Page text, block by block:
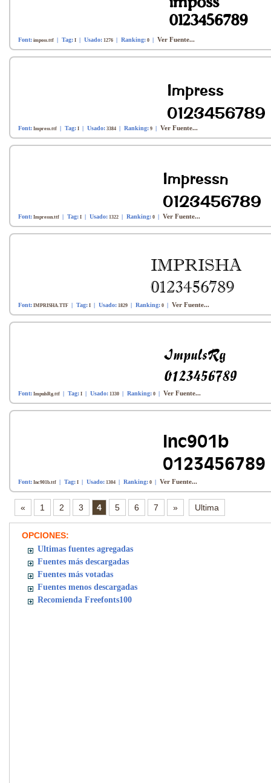
Font: imposs.ttf | Tag: I | Usado: 1276 | Ranking: 0 | Ver Fuente...
Font: Impress.ttf | Tag: I | Usado: 3384 | Ranking: 9 | Ver Fuente...
Font: Impressn.ttf | Tag: I | Usado: 1322 | Ranking: 0 | Ver Fuente...
Font: IMPRISHA.TTF | Tag: I | Usado: 1829 | Ranking: 0 | Ver Fuente...
Font: ImpulsRg.ttf | Tag: I | Usado: 1330 | Ranking: 0 | Ver Fuente...
Font: Inc901b.ttf | Tag: I | Usado: 1304 | Ranking: 0 | Ver Fuente...
« 1 2 3 4 5 6 7 » Ultima
OPCIONES:
Ultimas fuentes agregadas
Fuentes más descargadas
Fuentes más votadas
Fuentes menos descargadas
Recomienda Freefonts100